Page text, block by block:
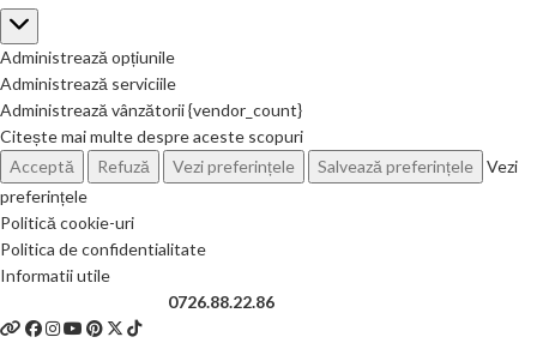
Administrează opțiunile
Administrează serviciile
Administrează vânzătorii {vendor_count}
Citește mai multe despre aceste scopuri
Acceptă
Refuză Vezi preferințele Salvează preferințele
Vezi
preferințele
Politică cookie-uri
Politica de confidentialitate
Informatii utile
0726.88.22.86